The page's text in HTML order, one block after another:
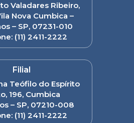
Valadares Ribeiro,
Nova Cumbica –
– SP, 07231-010
(11) 2411-2222
Filial
Teófilo do Espírito
196, Cumbica
– SP, 07210-008
(11) 2411-2222